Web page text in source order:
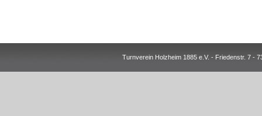
Turnverein Holzheim 1885 e.V. - Friedenstr. 7 -